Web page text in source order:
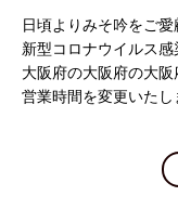
日頃よりみそ吟をご
新型コロナウイルス感
大阪府の大阪府の大阪
営業時間を変更いた